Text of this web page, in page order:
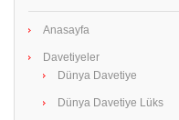
Anasayfa
Davetiyeler
Dünya Davetiye
Dünya Davetiye Lüks